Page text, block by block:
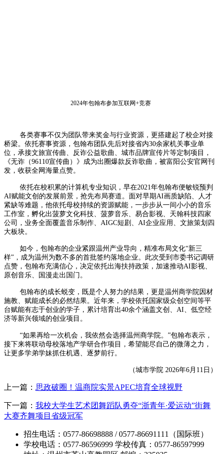
2024年包翰布参加互联网+竞赛
各类赛事不仅为团队带来奖金与行业资源，更搭建起了校企对接
桥梁。依托赛事资源，包翰布团队先后对接省内30余家机关事业单
位，承接文旅宣传曲、反诈公益歌曲、城市品牌宣传片等定制项目，
《无诈（96110宣传曲）》成为出圈爆款反诈歌曲，被富阳公安官网刊
发，收获全网海量点赞。
依托在校积累的计算机专业知识，早在2021年包翰布便敏锐预判
AI赋能文创的发展前景，抢先布局赛道。面对早期AI画质缺陷、人才
紧缺等难题，他依托母校持续的资源赋能，一步步从一间小小的音乐
工作室，孵化出菠萝文化科技、菠萝音乐、易合影视、天翰科技四家
公司，业务全面覆盖音乐制作、AIGC短剧、AI企业应用、文旅策划四
大板块。
如今，包翰布的企业紧跟温州产业导向，精准布局文化“新三
样”，成为温州为数不多的首批签约落地企业。此次受到市委书记调研
点赞，包翰布充满信心，决定依托出海扶持政策，加速推动AI影视、
原创音乐、国漫走出国门。
包翰布的成长蜕变，既是个人努力的结果，更是温州商学院因材
施教、赋能成长的必然结果。近年来，学校依托国家级众创空间等平
台赋能有志于创业的学子，累计培育出40余个涵盖文创、AI、低空经
济等新兴领域的创业项目。
“如果再给一次机会，我依然会选择温州商学院。”包翰布表示，
接下来将联动母校落地产学研合作项目，希望能尽自己的微薄之力，
让更多学弟学妹抓住机遇、逐梦前行。
（城市学院 2026年6月11日）
上一篇： 思政破圈！温商院实景APEC培育全球视野
下一篇： 我校大学生艺术团舞蹈队勇夺“浙青年·爱运动”街舞
大赛齐舞项目省级冠军
招生电话：0577-86698888 / 0577-86691111（国际班）
学校电话：0577-86596999 学校传真：0577-86597999